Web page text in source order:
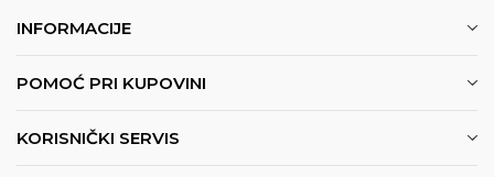
INFORMACIJE
POMOĆ PRI KUPOVINI
KORISNIČKI SERVIS